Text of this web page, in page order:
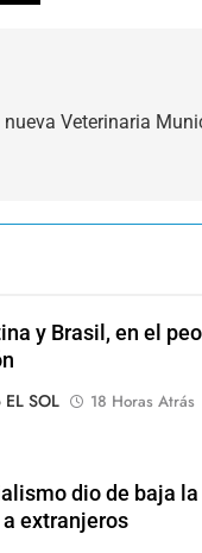
Veterinaria
y Brasil, en el
SOL
18 Horas Atrás
dio de baja
extranjeros